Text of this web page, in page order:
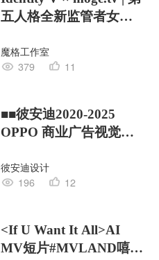
五人格全新监管者女王
魔格工作室
379
11
■■彼安迪2020-2025
OPPO 商业广告视觉合
彼安迪设计
196
12
<If U Want It All>AI
MV短片#MVLAND嘻哈